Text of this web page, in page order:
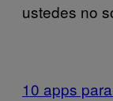
ustedes no
10 apps